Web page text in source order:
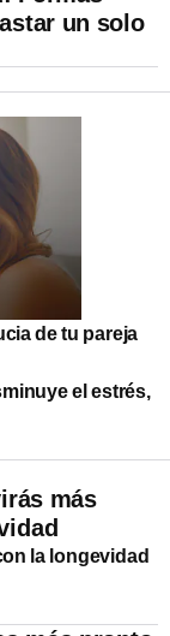
un solo
de tu pareja
el estrés,
más
la longevidad